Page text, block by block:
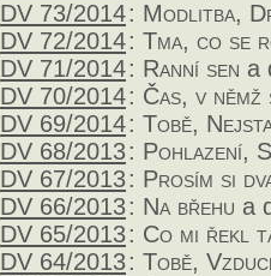
DV 73/2014: Modlitba,
DV 72/2014: Tma, co se
DV 71/2014: Ranní sen a
DV 70/2014: Čas, v
DV 69/2014: Tobě,
DV 68/2013: Pohlazení,
DV 67/2013: Prosím si
DV 66/2013: Na břehu a
DV 65/2013: Co mi řekl
DV 64/2013: Tobě,